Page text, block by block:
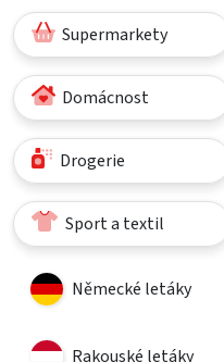
Supermarkety
Domácnost
Drogerie
Sport a textil
Německé letáky
Rakouské letáky